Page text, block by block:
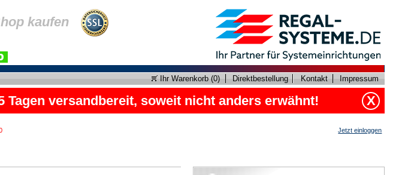
kaufen
Ihr Warenkorb (0) Direktbestellung Kontakt Impressum
versandbereit, soweit nicht anders erwähnt! X
Jetzt einloggen